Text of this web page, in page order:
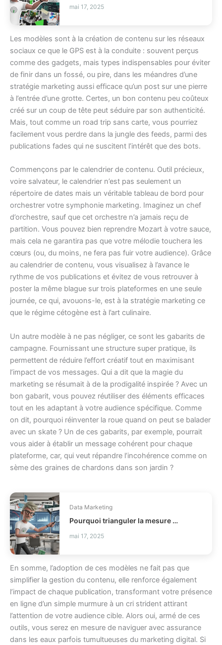
mai 17, 2025
Les modèles sont à la création de contenu sur les réseaux
sociaux ce que le GPS est à la conduite : souvent perçus
comme des gadgets, mais types indispensables pour éviter
de finir dans un fossé, ou pire, dans les méandres d’une
stratégie marketing aussi efficace qu’un post sur une pierre
à l’entrée d’une grotte. Certes, un bon contenu peu coûteux
créé sur un coup de tête peut séduire par son authenticité.
Mais, tout comme un road trip sans carte, vous pourriez
facilement vous perdre dans la jungle des feeds, parmi des
publications fades qui ne suscitent l’intérêt que des bots.
Commençons par le calendrier de contenu. Outil précieux,
voire salvateur, le calendrier n’est pas seulement un
répertoire de dates mais un véritable tableau de bord pour
orchestrer votre symphonie marketing. Imaginez un chef
d’orchestre, sauf que cet orchestre n’a jamais reçu de
partition. Vous pouvez bien reprendre Mozart à votre sauce,
mais cela ne garantira pas que votre mélodie touchera les
cœurs (ou, du moins, ne fera pas fuir votre audience). Grâce
au calendrier de contenu, vous visualisez à l’avance le
rythme de vos publications et évitez de vous retrouver à
poster la même blague sur trois plateformes en une seule
journée, ce qui, avouons-le, est à la stratégie marketing ce
que le régime cétogène est à l’art culinaire.
Un autre modèle à ne pas négliger, ce sont les gabarits de
campagne. Fournissant une structure super pratique, ils
permettent de réduire l’effort créatif tout en maximisant
l’impact de vos messages. Qui a dit que la magie du
marketing se résumait à de la prodigalité inspirée ? Avec un
bon gabarit, vous pouvez réutiliser des éléments efficaces
tout en les adaptant à votre audience spécifique. Comme
on dit, pourquoi réinventer la roue quand on peut se balader
avec un skate ? Un de ces gabarits, par exemple, pourrait
vous aider à établir un message cohérent pour chaque
plateforme, car, qui veut répandre l’incohérence comme on
sème des graines de chardons dans son jardin ?
Data Marketing
Pourquoi trianguler la mesure marketing ?
mai 17, 2025
En somme, l’adoption de ces modèles ne fait pas que
simplifier la gestion du contenu, elle renforce également
l’impact de chaque publication, transformant votre présence
en ligne d’un simple murmure à un cri strident attirant
l’attention de votre audience cible. Alors oui, armé de ces
outils, vous serez en mesure de naviguer avec assurance
dans les eaux parfois tumultueuses du marketing digital. Si